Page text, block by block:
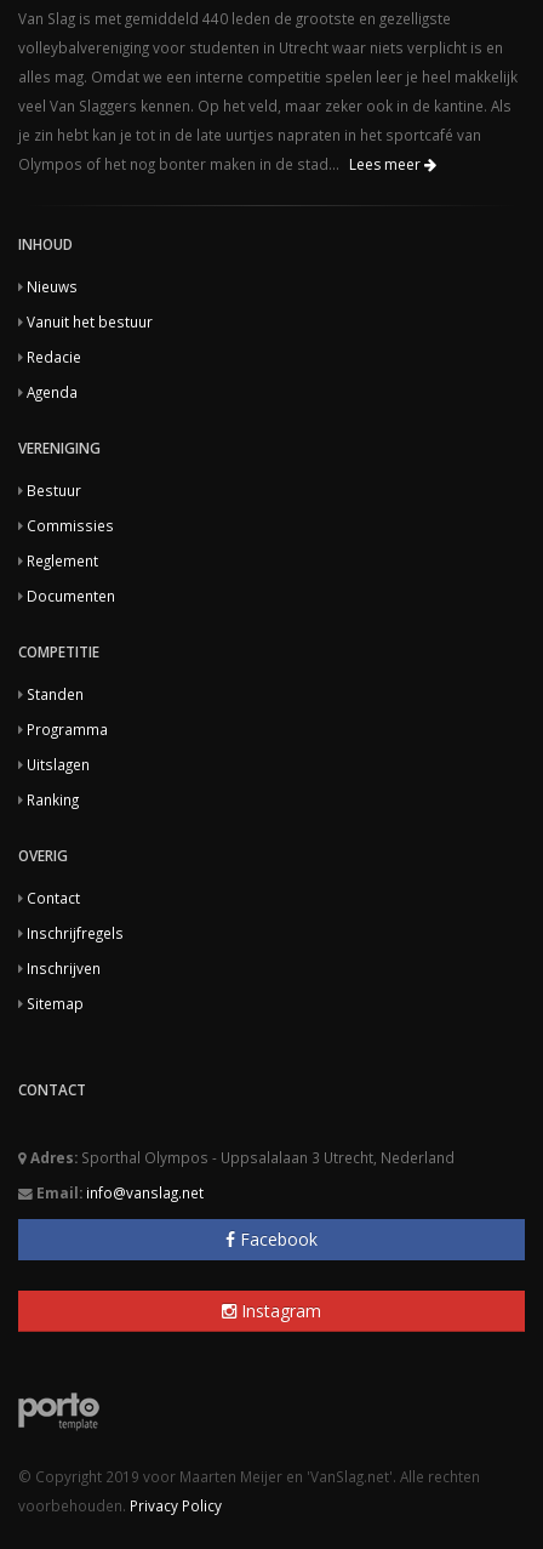
Van Slag is met gemiddeld 440 leden de grootste en gezelligste
volleybalvereniging voor studenten in Utrecht waar niets verplicht is en
alles mag. Omdat we een interne competitie spelen leer je heel makkelijk
veel Van Slaggers kennen. Op het veld, maar zeker ook in de kantine. Als
je zin hebt kan je tot in de late uurtjes napraten in het sportcafé van
Olympos of het nog bonter maken in de stad...
Lees meer
INHOUD
Nieuws
Vanuit het bestuur
Redacie
Agenda
VERENIGING
Bestuur
Commissies
Reglement
Documenten
COMPETITIE
Standen
Programma
Uitslagen
Ranking
OVERIG
Contact
Inschrijfregels
Inschrijven
Sitemap
CONTACT
Adres: Sporthal Olympos - Uppsalalaan 3 Utrecht, Nederland
Email: info@vanslag.net
Facebook
Instagram
© Copyright 2019 voor Maarten Meijer en 'VanSlag.net'. Alle rechten
voorbehouden. Privacy Policy